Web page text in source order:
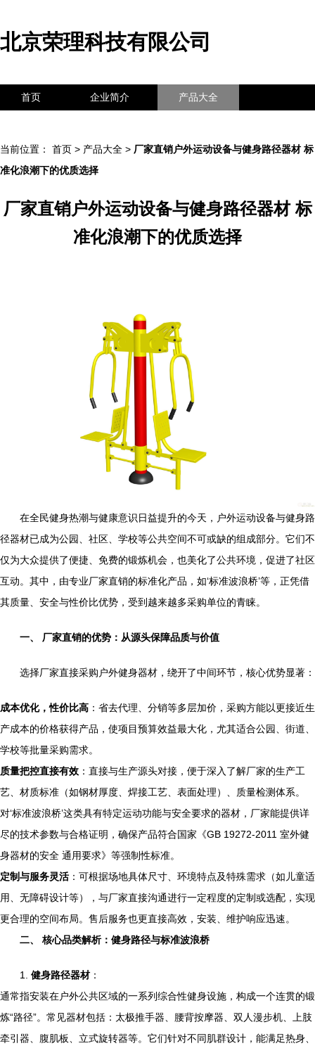
北京荣理科技有限公司
首页 企业简介 产品大全
当前位置： 首页 > 产品大全 > 厂家直销户外运动设备与健身路径器材 标
准化浪潮下的优质选择
厂家直销户外运动设备与健身路径器材 标
准化浪潮下的优质选择
在全民健身热潮与健康意识日益提升的今天，户外运动设备与健身路
径器材已成为公园、社区、学校等公共空间不可或缺的组成部分。它们不
仅为大众提供了便捷、免费的锻炼机会，也美化了公共环境，促进了社区
互动。其中，由专业厂家直销的标准化产品，如‘标准波浪桥’等，正凭借
其质量、安全与性价比优势，受到越来越多采购单位的青睐。
一、 厂家直销的优势：从源头保障品质与价值
选择厂家直接采购户外健身器材，绕开了中间环节，核心优势显著：
成本优化，性价比高 ：省去代理、分销等多层加价，采购方能以更接近生
产成本的价格获得产品，使项目预算效益最大化，尤其适合公园、街道、
学校等批量采购需求。
质量把控直接有效 ：直接与生产源头对接，便于深入了解厂家的生产工
艺、材质标准（如钢材厚度、焊接工艺、表面处理）、质量检测体系。
对‘标准波浪桥’这类具有特定运动功能与安全要求的器材，厂家能提供详
尽的技术参数与合格证明，确保产品符合国家《GB 19272-2011 室外健
身器材的安全 通用要求》等强制性标准。
定制与服务灵活 ：可根据场地具体尺寸、环境特点及特殊需求（如儿童适
用、无障碍设计等），与厂家直接沟通进行一定程度的定制或选配，实现
更合理的空间布局。售后服务也更直接高效，安装、维护响应迅速。
二、 核心品类解析：健身路径与标准波浪桥
1. 健身路径器材：
通常指安装在户外公共区域的一系列综合性健身设施，构成一个连贯的锻
炼“路径”。常见器材包括：太极推手器、腰背按摩器、双人漫步机、上肢
牵引器、腹肌板、立式旋转器等。它们针对不同肌群设计，能满足热身、